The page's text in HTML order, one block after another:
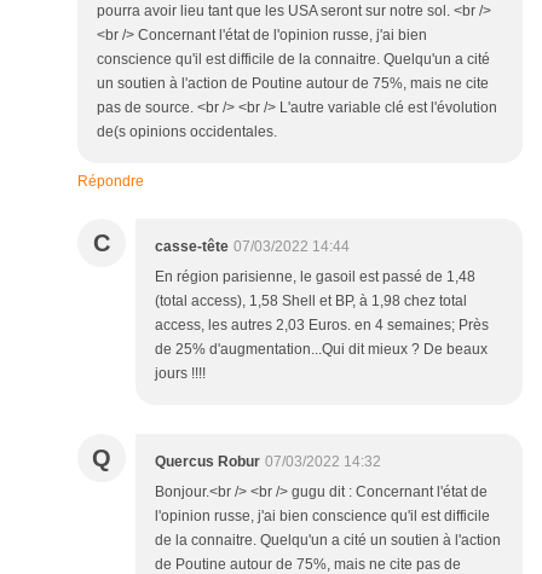
pourra avoir lieu tant que les USA seront sur notre sol. <br />
<br /> Concernant l'état de l'opinion russe, j'ai bien
conscience qu'il est difficile de la connaitre. Quelqu'un a cité
un soutien à l'action de Poutine autour de 75%, mais ne cite
pas de source. <br /> <br /> L'autre variable clé est l'évolution
de(s opinions occidentales.
Répondre
C casse-tête 07/03/2022 14:44
En région parisienne, le gasoil est passé de 1,48
(total access), 1,58 Shell et BP, à 1,98 chez total
access, les autres 2,03 Euros. en 4 semaines; Près
de 25% d'augmentation...Qui dit mieux ? De beaux
jours !!!!
Q Quercus Robur 07/03/2022 14:32
Bonjour.<br /> <br /> gugu dit : Concernant l'état de
l'opinion russe, j'ai bien conscience qu'il est difficile
de la connaitre. Quelqu'un a cité un soutien à l'action
de Poutine autour de 75%, mais ne cite pas de